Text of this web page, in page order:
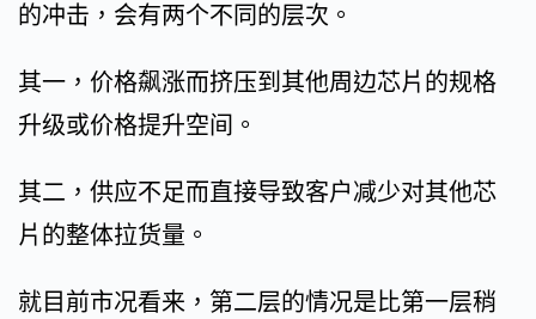
的冲击，会有两个不同的层次。
其一，价格飙涨而挤压到其他周边芯片的规格
升级或价格提升空间。
其二，供应不足而直接导致客户减少对其他芯
片的整体拉货量。
就目前市况看来，第二层的情况是比第一层稍